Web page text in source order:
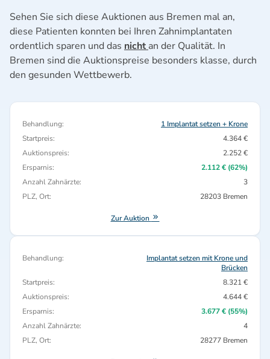
Sehen Sie sich diese Auktionen aus Bremen mal an,
diese Patienten konnten bei Ihren Zahnimplantaten
ordentlich sparen und das nicht an der Qualität. In
Bremen sind die Auktionspreise besonders klasse, durch
den gesunden Wettbewerb.
Behandlung:
1 Implantat setzen + Krone
Startpreis:
4.364 €
Auktionspreis:
2.252 €
Ersparnis:
2.112 € (62%)
Anzahl Zahnärzte:
3
PLZ, Ort:
28203 Bremen
Zur Auktion
Behandlung:
Implantat setzen mit Krone und
Brücken
Startpreis:
8.321 €
Auktionspreis:
4.644 €
Ersparnis:
3.677 € (55%)
Anzahl Zahnärzte:
4
PLZ, Ort:
28277 Bremen